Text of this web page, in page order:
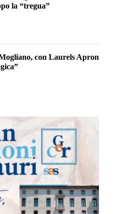
la “tregua”
con Laurels Apron